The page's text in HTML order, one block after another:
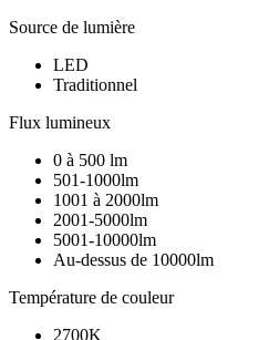
Source de lumière
LED
Traditionnel
Flux lumineux
0 à 500 lm
501-1000lm
1001 à 2000lm
2001-5000lm
5001-10000lm
Au-dessus de 10000lm
Température de couleur
2700K